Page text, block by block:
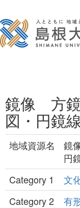
鏡像 方鏡
図・円鏡
地域資源名
鏡
円
Category 1
文
Category 2
有